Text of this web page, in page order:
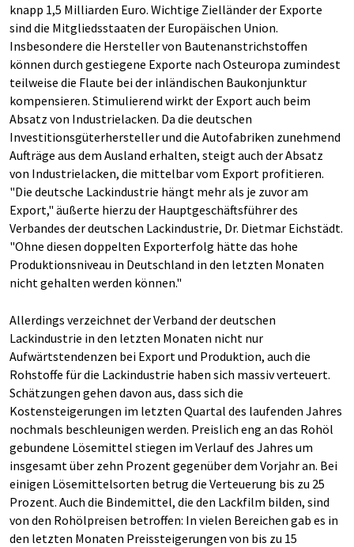
knapp 1,5 Milliarden Euro. Wichtige Zielländer der Exporte
sind die Mitgliedsstaaten der Europäischen Union.
Insbesondere die Hersteller von Bautenanstrichstoffen
können durch gestiegene Exporte nach Osteuropa zumindest
teilweise die Flaute bei der inländischen Baukonjunktur
kompensieren. Stimulierend wirkt der Export auch beim
Absatz von Industrielacken. Da die deutschen
Investitionsgüterhersteller und die Autofabriken zunehmend
Aufträge aus dem Ausland erhalten, steigt auch der Absatz
von Industrielacken, die mittelbar vom Export profitieren.
"Die deutsche Lackindustrie hängt mehr als je zuvor am
Export," äußerte hierzu der Hauptgeschäftsführer des
Verbandes der deutschen Lackindustrie, Dr. Dietmar Eichstädt.
"Ohne diesen doppelten Exporterfolg hätte das hohe
Produktionsniveau in Deutschland in den letzten Monaten
nicht gehalten werden können."
Allerdings verzeichnet der Verband der deutschen
Lackindustrie in den letzten Monaten nicht nur
Aufwärtstendenzen bei Export und Produktion, auch die
Rohstoffe für die Lackindustrie haben sich massiv verteuert.
Schätzungen gehen davon aus, dass sich die
Kostensteigerungen im letzten Quartal des laufenden Jahres
nochmals beschleunigen werden. Preislich eng an das Rohöl
gebundene Lösemittel stiegen im Verlauf des Jahres um
insgesamt über zehn Prozent gegenüber dem Vorjahr an. Bei
einigen Lösemittelsorten betrug die Verteuerung bis zu 25
Prozent. Auch die Bindemittel, die den Lackfilm bilden, sind
von den Rohölpreisen betroffen: In vielen Bereichen gab es in
den letzten Monaten Preissteigerungen von bis zu 15